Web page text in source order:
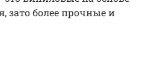
более прочные и